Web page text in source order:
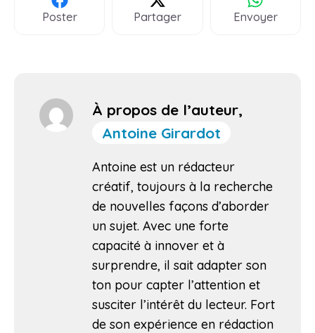
Poster Partager Envoyer
À propos de l’auteur,
Antoine Girardot
Antoine est un rédacteur
créatif, toujours à la recherche
de nouvelles façons d’aborder
un sujet. Avec une forte
capacité à innover et à
surprendre, il sait adapter son
ton pour capter l’attention et
susciter l’intérêt du lecteur. Fort
de son expérience en rédaction